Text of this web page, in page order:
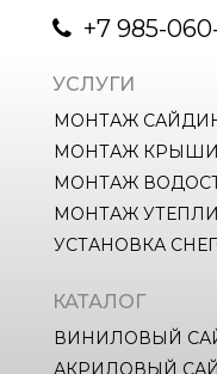
+7 985-
УСЛУГИ
МОНТАЖ
МОНТАЖ КРЫШИ
МОНТАЖ
МОНТАЖ
УСТАНОВКА
КАТАЛОГ
ВИНИЛОВЫЙ
АКРИЛОВЫЙ